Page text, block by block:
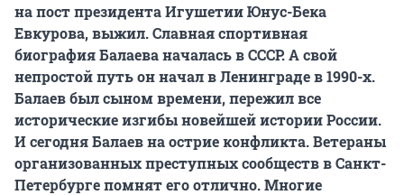
на пост президента Игушетии Юнус-Бека
Евкурова, выжил. Славная спортивная
биография Балаева началась в СССР. А свой
непростой путь он начал в Ленинграде в 1990-х.
Балаев был сыном времени, пережил все
исторические изгибы новейшей истории России.
И сегодня Балаев на острие конфликта. Ветераны
организованных преступных сообществ в Санкт-
Петербурге помнят его отлично. Многие